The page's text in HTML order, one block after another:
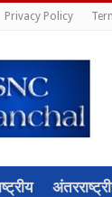
Privacy Policy